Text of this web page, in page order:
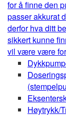
for å finne den
passer akkurat
derfor hva ditt
sikkert kunne
vil være være
Høytrykk/